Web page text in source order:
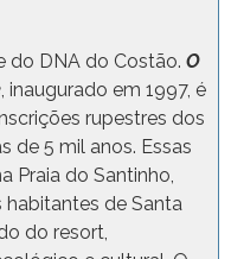
do DNA do Costão. O
, inaugurado em 1997, é
rupestres dos
de 5 mil anos. Essas
Praia do Santinho,
de Santa
do resort,